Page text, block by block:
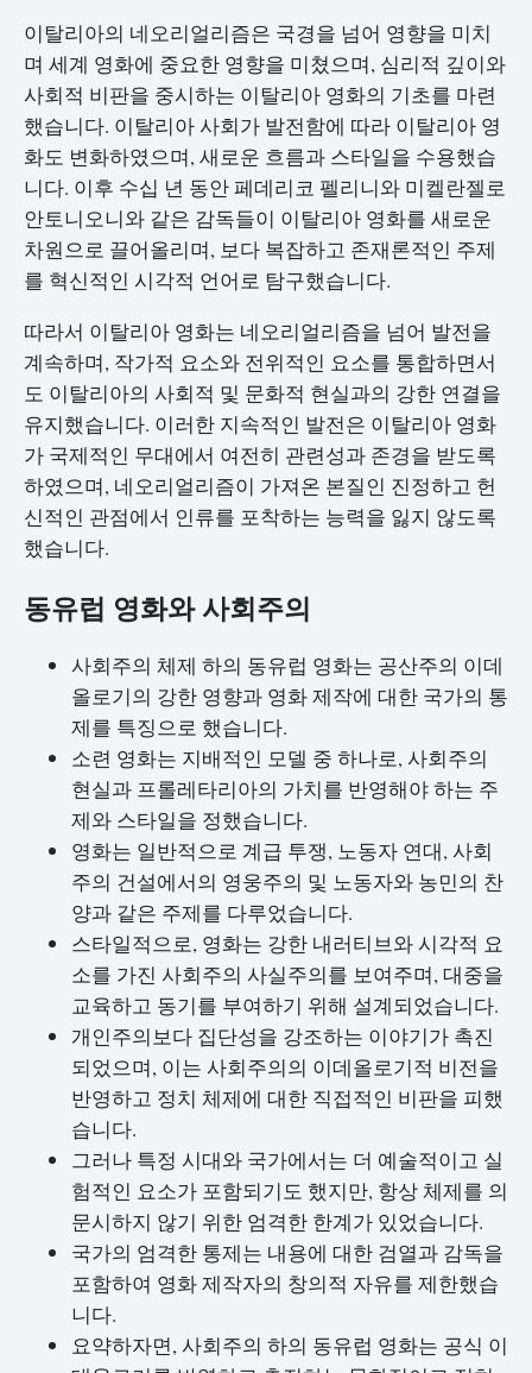
이탈리아의 네오리얼리즘은 국경을 넘어 영향을 미치
며 세계 영화에 중요한 영향을 미쳤으며, 심리적 깊이와
사회적 비판을 중시하는 이탈리아 영화의 기초를 마련
했습니다. 이탈리아 사회가 발전함에 따라 이탈리아 영
화도 변화하였으며, 새로운 흐름과 스타일을 수용했습
니다. 이후 수십 년 동안 페데리코 펠리니와 미켈란젤로
안토니오니와 같은 감독들이 이탈리아 영화를 새로운
차원으로 끌어올리며, 보다 복잡하고 존재론적인 주제
를 혁신적인 시각적 언어로 탐구했습니다.
따라서 이탈리아 영화는 네오리얼리즘을 넘어 발전을
계속하며, 작가적 요소와 전위적인 요소를 통합하면서
도 이탈리아의 사회적 및 문화적 현실과의 강한 연결을
유지했습니다. 이러한 지속적인 발전은 이탈리아 영화
가 국제적인 무대에서 여전히 관련성과 존경을 받도록
하였으며, 네오리얼리즘이 가져온 본질인 진정하고 헌
신적인 관점에서 인류를 포착하는 능력을 잃지 않도록
했습니다.
동유럽 영화와 사회주의
사회주의 체제 하의 동유럽 영화는 공산주의 이데
올로기의 강한 영향과 영화 제작에 대한 국가의 통
제를 특징으로 했습니다.
소련 영화는 지배적인 모델 중 하나로, 사회주의
현실과 프롤레타리아의 가치를 반영해야 하는 주
제와 스타일을 정했습니다.
영화는 일반적으로 계급 투쟁, 노동자 연대, 사회
주의 건설에서의 영웅주의 및 노동자와 농민의 찬
양과 같은 주제를 다루었습니다.
스타일적으로, 영화는 강한 내러티브와 시각적 요
소를 가진 사회주의 사실주의를 보여주며, 대중을
교육하고 동기를 부여하기 위해 설계되었습니다.
개인주의보다 집단성을 강조하는 이야기가 촉진
되었으며, 이는 사회주의의 이데올로기적 비전을
반영하고 정치 체제에 대한 직접적인 비판을 피했
습니다.
그러나 특정 시대와 국가에서는 더 예술적이고 실
험적인 요소가 포함되기도 했지만, 항상 체제를 의
문시하지 않기 위한 엄격한 한계가 있었습니다.
국가의 엄격한 통제는 내용에 대한 검열과 감독을
포함하여 영화 제작자의 창의적 자유를 제한했습
니다.
요약하자면, 사회주의 하의 동유럽 영화는 공식 이